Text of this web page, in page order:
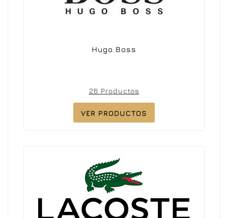
Hugo Boss
26 Productos
VER PRODUCTOS